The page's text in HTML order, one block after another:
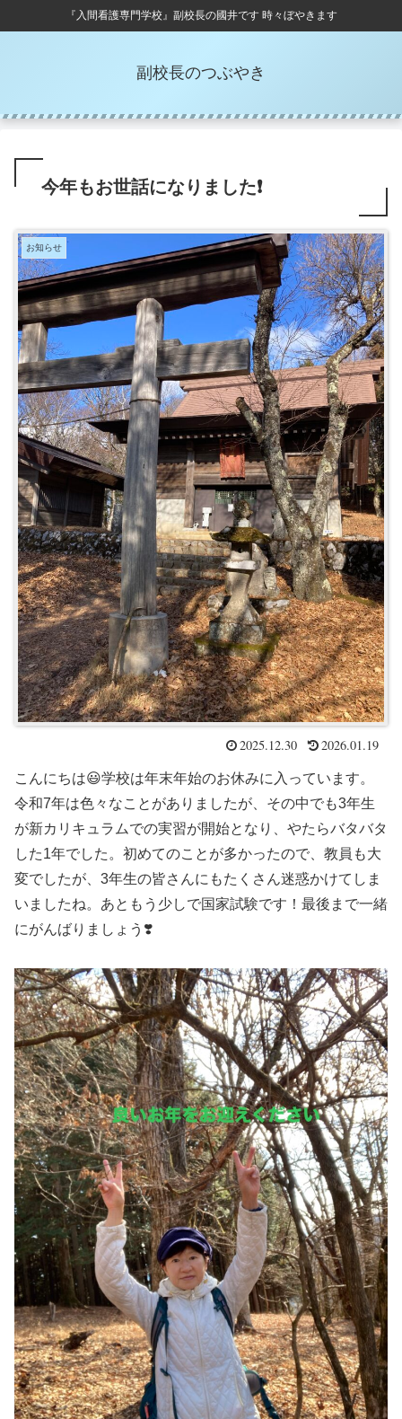
『入間看護専門学校』副校長の國井です 時々ぼやきます
副校長のつぶやき
今年もお世話になりました❗️
お知らせ
2025.12.30 2026.01.19
こんにちは😃学校は年末年始のお休みに入っています。
令和7年は色々なことがありましたが、その中でも3年生
が新カリキュラムでの実習が開始となり、やたらバタバタ
した1年でした。初めてのことが多かったので、教員も大
変でしたが、3年生の皆さんにもたくさん迷惑かけてしま
いましたね。あともう少しで国家試験です！最後まで一緒
にがんばりましょう❣️